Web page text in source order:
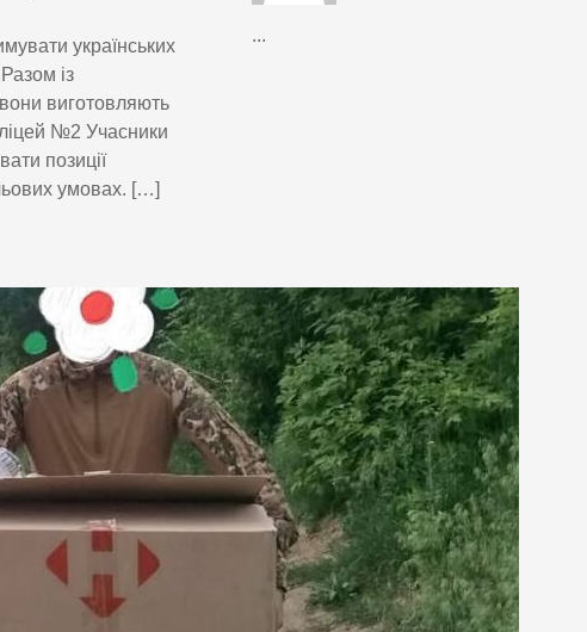
українських
із
виготовляють
ліцей №2 Учасники
позиції
умовах. […]
...